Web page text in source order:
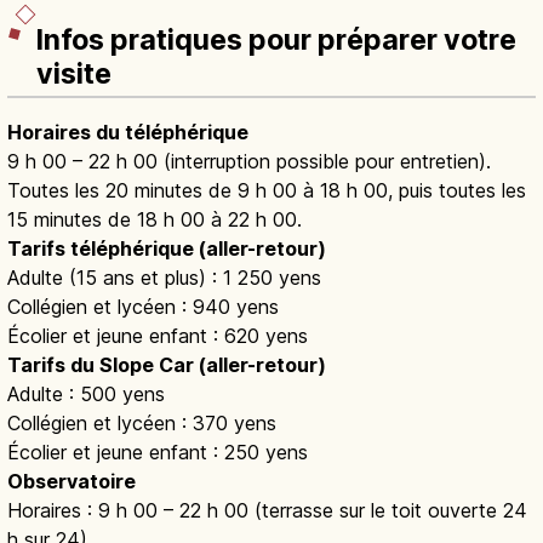
Infos pratiques pour préparer votre
visite
Horaires du téléphérique
9 h 00 – 22 h 00 (interruption possible pour entretien).
Toutes les 20 minutes de 9 h 00 à 18 h 00, puis toutes les
15 minutes de 18 h 00 à 22 h 00.
Tarifs téléphérique (aller-retour)
Adulte (15 ans et plus) : 1 250 yens
Collégien et lycéen : 940 yens
Écolier et jeune enfant : 620 yens
Tarifs du Slope Car (aller-retour)
Adulte : 500 yens
Collégien et lycéen : 370 yens
Écolier et jeune enfant : 250 yens
Observatoire
Horaires : 9 h 00 – 22 h 00 (terrasse sur le toit ouverte 24